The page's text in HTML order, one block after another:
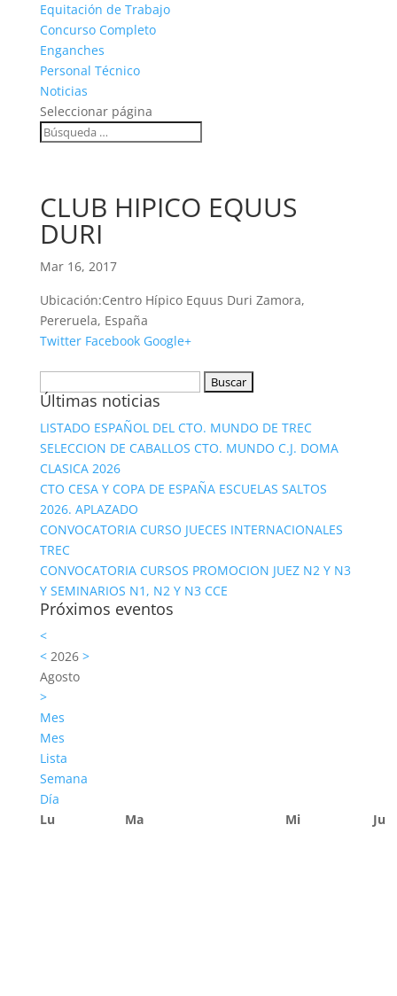
Equitación de Trabajo
Concurso Completo
Enganches
Personal Técnico
Noticias
Seleccionar página
CLUB HIPICO EQUUS
DURI
Mar 16, 2017
Ubicación:Centro Hípico Equus Duri Zamora,
Pereruela, España
Twitter Facebook Google+
Últimas noticias
LISTADO ESPAÑOL DEL CTO. MUNDO DE TREC
SELECCION DE CABALLOS CTO. MUNDO C.J. DOMA
CLASICA 2026
CTO CESA Y COPA DE ESPAÑA ESCUELAS SALTOS
2026. APLAZADO
CONVOCATORIA CURSO JUECES INTERNACIONALES
TREC
CONVOCATORIA CURSOS PROMOCION JUEZ N2 Y N3
Y SEMINARIOS N1, N2 Y N3 CCE
Próximos eventos
<
<2026 >
Agosto
>
Mes
Mes
Lista
Semana
Día
Lu
Ma Mi Ju